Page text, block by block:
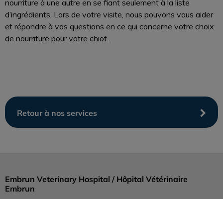
nourriture à une autre en se fiant seulement à la liste
d’ingrédients. Lors de votre visite, nous pouvons vous aider
et répondre à vos questions en ce qui concerne votre choix
de nourriture pour votre chiot.
Retour à nos services
Embrun Veterinary Hospital / Hôpital Vétérinaire
Embrun